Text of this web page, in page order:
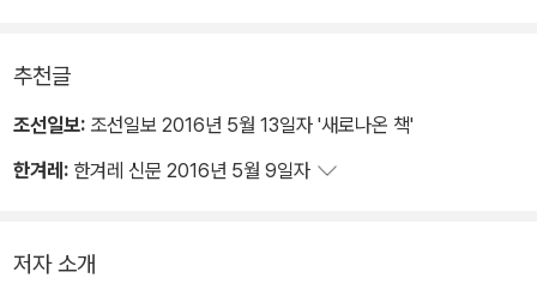
판’ 중에서
추천글
조선일보: 조선일보 2016년 5월 13일자 '새로나온 책'
한겨레: 한겨레 신문 2016년 5월 9일자
저자 소개